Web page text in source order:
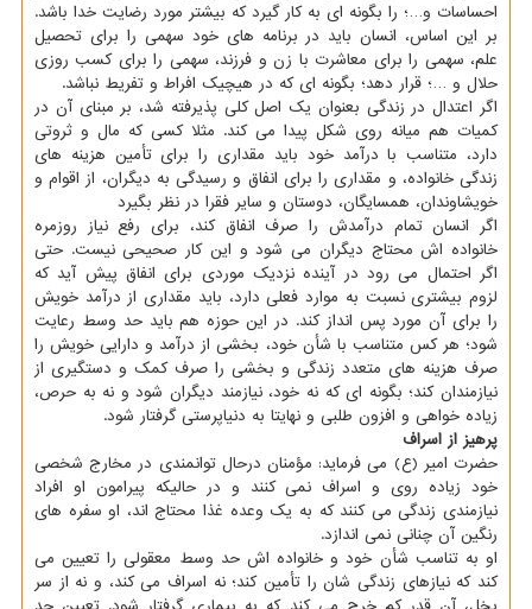
احساسات و…؛ را بگونه ای به کار گیرد که بیشتر مورد رضایت خدا باشد.
بر این اساس، انسان باید در برنامه های خود سهمی را برای تحصیل
علم، سهمی را برای معاشرت با زن و فرزند، سهمی را برای کسب روزی
حلال و …؛ قرار دهد؛ بگونه ای که در هیچیک افراط و تفریط نباشد.
اگر اعتدال در زندگی بعنوان یک اصل کلی پذیرفته شد، بر مبنای آن در
کمیات هم میانه روی شکل پیدا می کند. مثلا کسی که مال و ثروتی
دارد، متناسب با درآمد خود باید مقداری را برای تأمین هزینه های
زندگی خانواده، و مقداری را برای انفاق و رسیدگی به دیگران، از اقوام و
خویشاوندان، همسایگان، دوستان و سایر فقرا در نظر بگیرد
اگر انسان تمام درآمدش را صرف انفاق کند، برای رفع نیاز روزمره
خانواده اش محتاج دیگران می شود و این کار صحیحی نیست. حتی
اگر احتمال می رود در آینده نزدیک موردی برای انفاق پیش آید که
لزوم بیشتری نسبت به موارد فعلی دارد، باید مقداری از درآمد خویش
را برای آن مورد پس انداز کند. در این حوزه هم باید حد وسط رعایت
شود؛ هر کس متناسب با شأن خود، بخشی از درآمد و دارایی خویش را
صرف هزینه های متعدد زندگی و بخشی را صرف کمک و دستگیری از
نیازمندان کند؛ بگونه ای که نه خود، نیازمند دیگران شود و نه به حرص،
زیاده خواهی و افزون طلبی و نهایتا به دنیاپرستی گرفتار شود.
پرهیز از اسراف
حضرت امیر (ع) می فرماید: مؤمنان درحال توانمندی در مخارج شخصی
خود زیاده روی و اسراف نمی کنند و در حالیکه پیرامون او افراد
نیازمندی زندگی می کنند که به یک وعده غذا محتاج اند، او سفره های
رنگین آن چنانی نمی اندازد.
او به تناسب شأن خود و خانواده اش حد وسط معقولی را تعیین می
کند که نیازهای زندگی شان را تأمین کند؛ نه اسراف می کند، و نه از سر